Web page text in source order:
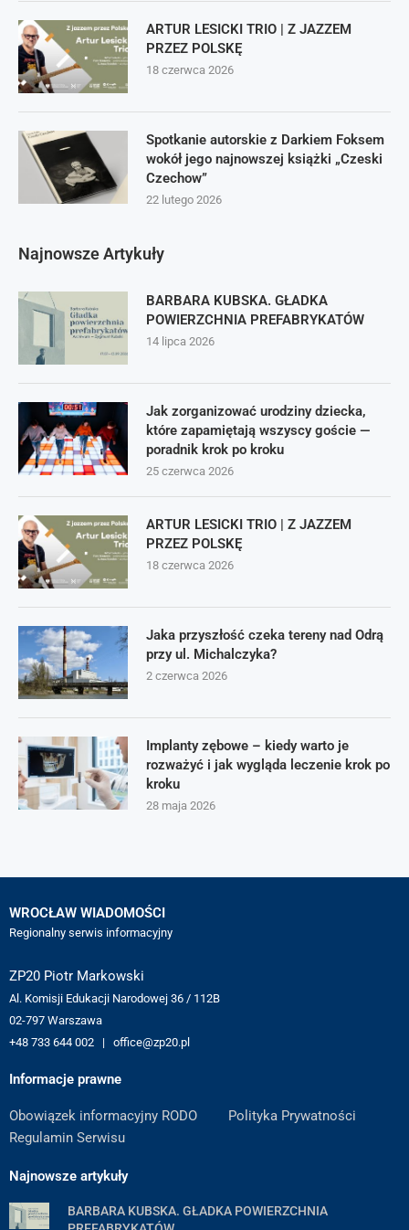
ARTUR LESICKI TRIO | Z JAZZEM
PRZEZ POLSKĘ
18 czerwca 2026
Spotkanie autorskie z Darkiem Foksem
wokół jego najnowszej książki „Czeski
Czechow”
22 lutego 2026
Najnowsze Artykuły
BARBARA KUBSKA. GŁADKA
POWIERZCHNIA PREFABRYKATÓW
14 lipca 2026
Jak zorganizować urodziny dziecka,
które zapamiętają wszyscy goście —
poradnik krok po kroku
25 czerwca 2026
ARTUR LESICKI TRIO | Z JAZZEM
PRZEZ POLSKĘ
18 czerwca 2026
Jaka przyszłość czeka tereny nad Odrą
przy ul. Michalczyka?
2 czerwca 2026
Implanty zębowe – kiedy warto je
rozważyć i jak wygląda leczenie krok po
kroku
28 maja 2026
WROCŁAW WIADOMOŚCI
Regionalny serwis informacyjny
ZP20 Piotr Markowski
Al. Komisji Edukacji Narodowej 36 / 112B
02-797 Warszawa
+48 733 644 002 | office@zp20.pl
Informacje prawne
Obowiązek informacyjny RODO
Polityka Prywatności
Regulamin Serwisu
Najnowsze artykuły
BARBARA KUBSKA. GŁADKA POWIERZCHNIA